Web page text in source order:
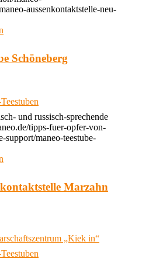
aussenkontaktstelle-neu-
Schöneberg
und russisch-sprechende
tipps-fuer-opfer-von-
support/maneo-teestube-
Marzahn
„Kiek in“